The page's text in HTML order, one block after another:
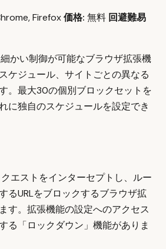
Firefox価格: 無料 回避難易
かい制御が可能なブラウザ拡張機
ケジュール、サイトごとの異なる
。最大30の個別ブロックセットを
に独自のスケジュールを設定でき
エストをインターセプトし、ルー
るURLをブロックするブラウザ拡
す。拡張機能の設定へのアクセス
る「ロックダウン」機能がありま